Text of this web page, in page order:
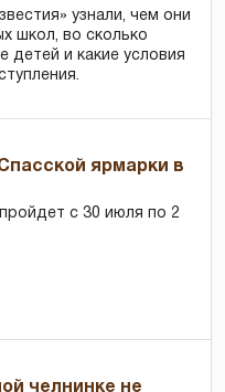
узнали, чем они
школ, во сколько
детей и какие условия
ярмарки в
с 30 июля по 2
челнинке не